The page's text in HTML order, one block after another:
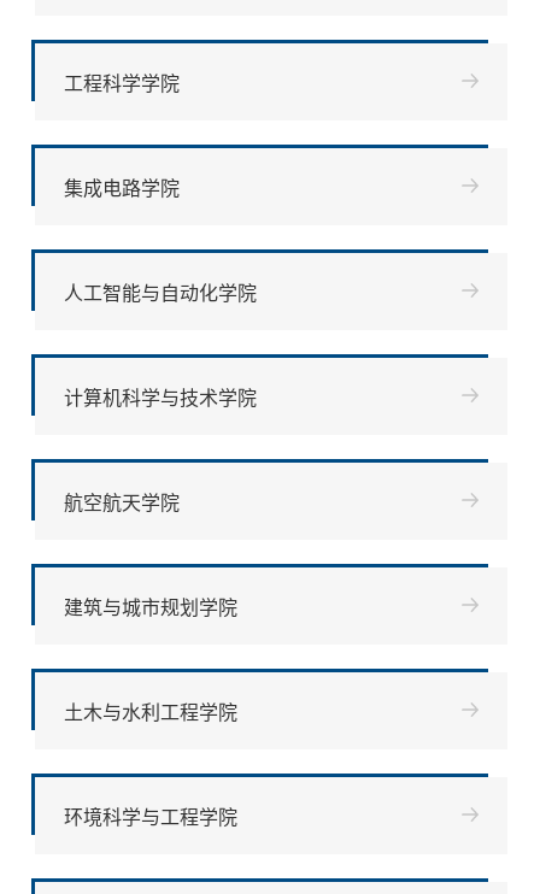
工程科学学院
集成电路学院
人工智能与自动化学院
计算机科学与技术学院
航空航天学院
建筑与城市规划学院
土木与水利工程学院
环境科学与工程学院